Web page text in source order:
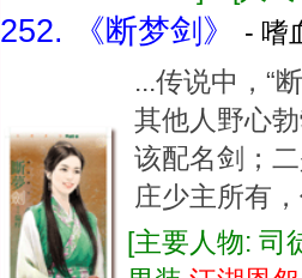
252. 《断梦剑》
- 嗜
...传说中，“
其他人野心
该配名剑；
庄少主所有
[主要人物: